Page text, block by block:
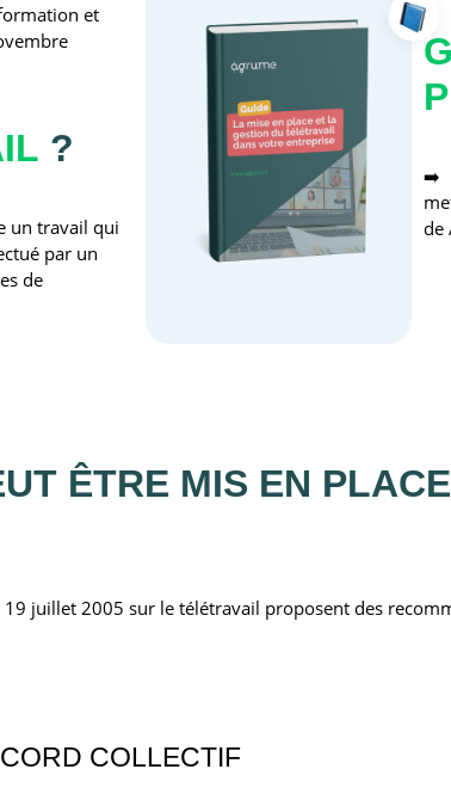
et
?
un travail qui
par un
de
➡️
de
ÊTRE MIS EN
juillet 2005 sur le télétravail proposent des
COLLECTIF